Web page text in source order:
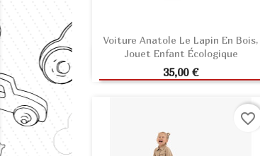
Voiture Anatole Le Lapin En Bois,
Jouet Enfant Écologique
Prix
35,00 €
AJOUTER AU PANIER
favorite_border